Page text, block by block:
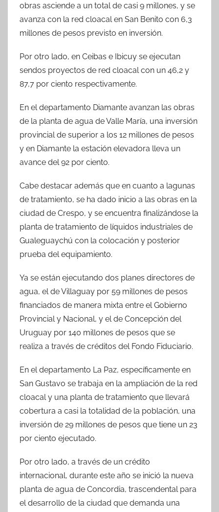
obras asciende a un total de casi 9 millones, y se
avanza con la red cloacal en San Benito con 6,3
millones de pesos previsto en inversión.
Por otro lado, en Ceibas e Ibicuy se ejecutan
sendos proyectos de red cloacal con un 46,2 y
87,7 por ciento respectivamente.
En el departamento Diamante avanzan las obras
de la planta de agua de Valle María, una inversión
provincial de superior a los 12 millones de pesos
y en Diamante la estación elevadora lleva un
avance del 92 por ciento.
Cabe destacar además que en cuanto a lagunas
de tratamiento, se ha dado inicio a las obras en la
ciudad de Crespo, y se encuentra finalizándose la
planta de tratamiento de líquidos industriales de
Gualeguaychú con la colocación y posterior
prueba del equipamiento.
Ya se están ejecutando dos planes directores de
agua, el de Villaguay por 59 millones de pesos
financiados de manera mixta entre el Gobierno
Provincial y Nacional, y el de Concepción del
Uruguay por 140 millones de pesos que se
realiza a través de créditos del Fondo Fiduciario.
En el departamento La Paz, específicamente en
San Gustavo se trabaja en la ampliación de la red
cloacal y una planta de tratamiento que llevará
cobertura a casi la totalidad de la población, una
inversión de 29 millones de pesos que tiene un 23
por ciento ejecutado.
Por otro lado, a través de un crédito
internacional, durante este año se inició la nueva
planta de agua de Concordia, trascendental para
el desarrollo de la ciudad que demanda una